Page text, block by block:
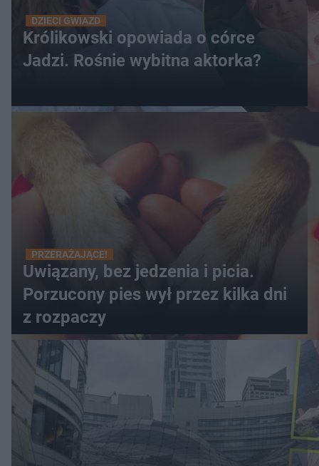
DZIECI GWIAZD
Królikowski opowiada o córce
Jadzi. Rośnie wybitna aktorka?
PRZERAŻAJĄCE!
Uwiązany, bez jedzenia i picia.
Porzucony pies wył przez kilka dni
z rozpaczy